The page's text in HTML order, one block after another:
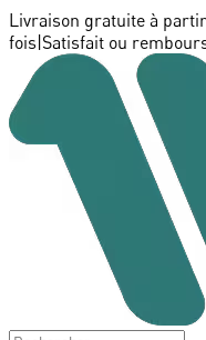
Livraison gratuite à
fois Satisfait ou